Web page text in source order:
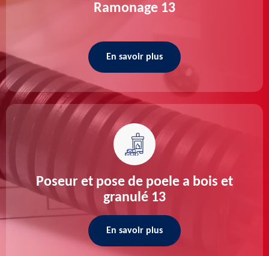
Ramonage 13
En savoir plus
Poseur et pose de poele a bois et
granulé 13
En savoir plus